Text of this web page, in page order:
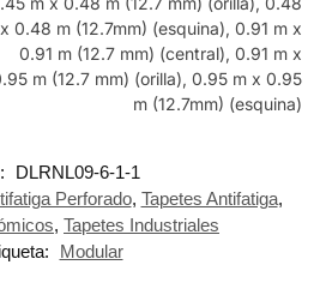
0.48 m (12.7mm) (esquina), 0.91 m x
0.91 m (12.7 mm) (central), 0.91 m x
m (12.7 mm) (orilla), 0.95 m x 0.95
m (12.7mm) (esquina)
DLRNL09-6-1-1
Perforado, Tapetes Antifatiga,
, Tapetes Industriales
Modular